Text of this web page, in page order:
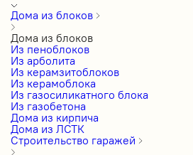
Дома из блоков
Дома из блоков
Из пеноблоков
Из арболита
Из керамзитоблоков
Из керамоблока
Из газосиликатного блока
Из газобетона
Дома из кирпича
Дома из ЛСТК
Строительство гаражей